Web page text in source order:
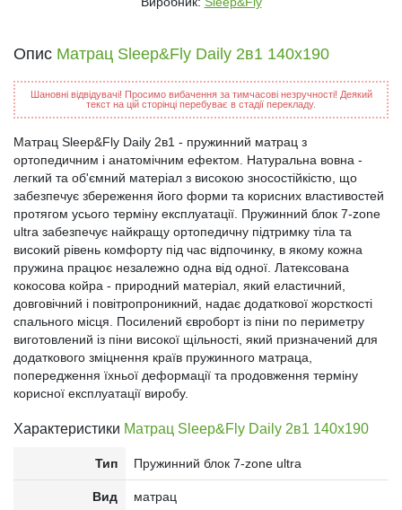
Опис Матрац Sleep&Fly Daily 2в1 140x190
Шановні відвідувачі! Просимо вибачення за тимчасові незручності! Деякий
текст на цій сторінці перебуває в стадії перекладу.
Матрац Sleep&Fly Daily 2в1 - пружинний матрац з
ортопедичним і анатомічним ефектом. Натуральна вовна -
легкий та об'ємний матеріал з високою зносостійкістю, що
забезпечує збереження його форми та корисних властивостей
протягом усього терміну експлуатації. Пружинний блок 7-zone
ultra забезпечує найкращу ортопедичну підтримку тіла та
високий рівень комфорту під час відпочинку, в якому кожна
пружина працює незалежно одна від одної. Латексована
кокосова койра - природний матеріал, який еластичний,
довговічний і повітропроникний, надає додаткової жорсткості
спального місця. Посилений євроборт із піни по периметру
виготовлений із піни високої щільності, який призначений для
додаткового зміцнення країв пружинного матраца,
попередження їхньої деформації та продовження терміну
корисної експлуатації виробу.
Характеристики Матрац Sleep&Fly Daily 2в1 140x190
Тип Пружинний блок 7-zone ultra
Вид матрац